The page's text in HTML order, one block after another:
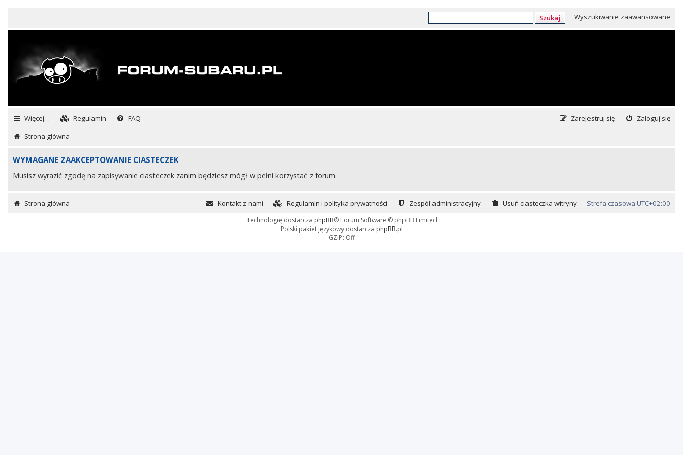
Szukaj Wyszukiwanie zaawansowane
Więcej… Regulamin FAQ Zaloguj się
Zarejestruj się
Strona główna
WYMAGANE ZAAKCEPTOWANIE CIASTECZEK
Musisz wyrazić zgodę na zapisywanie ciasteczek zanim będziesz mógł w pełni korzystać z forum.
Strona główna Strefa czasowa UTC+02:00
Usuń ciasteczka witryny
Zespół administracyjny
Regulamin i polityka prywatności
Kontakt z nami
Technologię dostarcza phpBB® Forum Software © phpBB Limited
Polski pakiet językowy dostarcza phpBB.pl
GZIP: Off